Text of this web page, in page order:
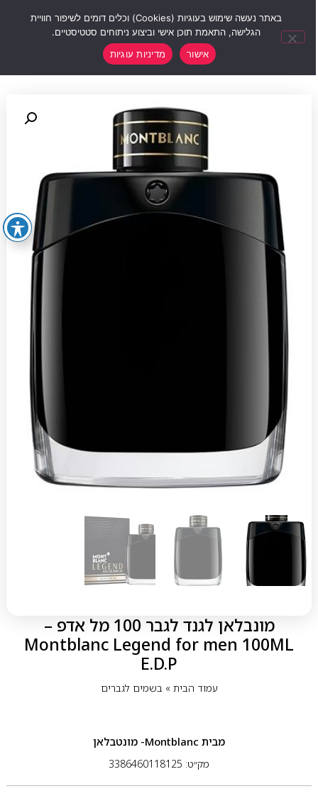
מונבלאן לגנד לגבר 100 מל אדפ –
Montblanc Legend for men 100ML
E.D.P
עמוד הבית» בשמים לגברים
מבית Montblanc- מונטבלאן
מק״ט: 3386460118125
באתר נעשה שימוש בעוגיות (Cookies) וכלים דומים לשיפור חוויית
הגלישה, התאמת תוכן אישי וביצוע ניתוחים סטטיסטיים.
אישור
מדיניות עוגיות